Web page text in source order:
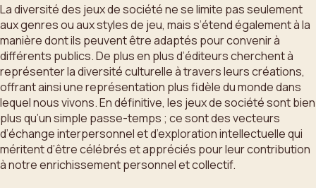
La diversité des jeux de société ne se limite pas seulement
aux genres ou aux styles de jeu, mais s’étend également à la
manière dont ils peuvent être adaptés pour convenir à
différents publics. De plus en plus d’éditeurs cherchent à
représenter la diversité culturelle à travers leurs créations,
offrant ainsi une représentation plus fidèle du monde dans
lequel nous vivons. En définitive, les jeux de société sont bien
plus qu’un simple passe-temps ; ce sont des vecteurs
d’échange interpersonnel et d’exploration intellectuelle qui
méritent d’être célébrés et appréciés pour leur contribution
à notre enrichissement personnel et collectif.